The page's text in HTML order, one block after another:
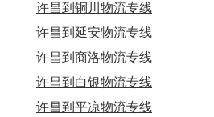
许昌到铜川物流专线
许昌到延安物流专线
许昌到商洛物流专线
许昌到白银物流专线
许昌到平凉物流专线